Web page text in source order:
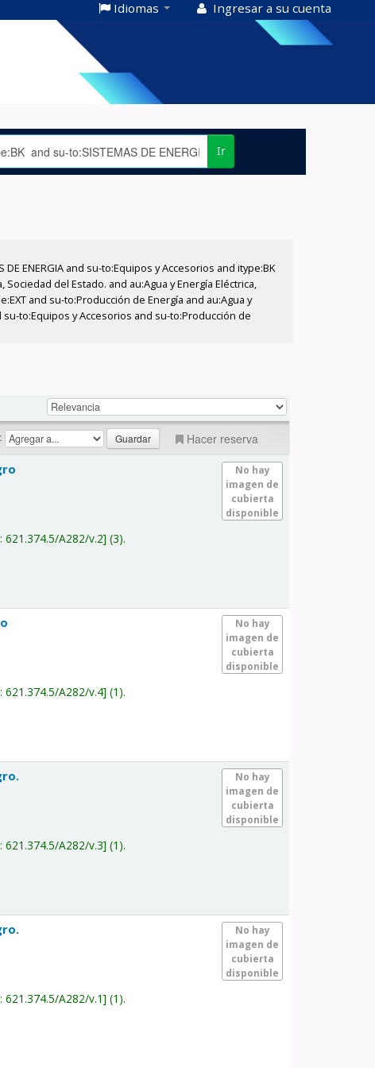
Idiomas Ingresar a su cuenta
Ir
ENERGIA and su-to:Equipos y Accesorios and itype:BK
del Estado. and au:Agua y Energía Eléctrica,
and su-to:Producción de Energía and au:Agua y
to:Equipos y Accesorios and su-to:Producción de
Hacer reserva
No hay
imagen de
cubierta
disponible
621.374.5/A282/v.2 (3).
No hay
imagen de
cubierta
disponible
621.374.5/A282/v.4 (1).
No hay
imagen de
cubierta
disponible
621.374.5/A282/v.3 (1).
No hay
imagen de
cubierta
disponible
621.374.5/A282/v.1 (1).